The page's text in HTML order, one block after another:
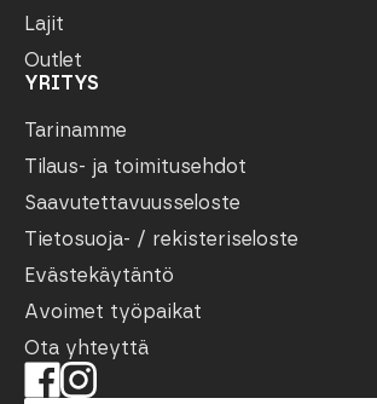
Lajit
Outlet
YRITYS
Tarinamme
Tilaus- ja toimitusehdot
Saavutettavuusseloste
Tietosuoja- / rekisteriseloste
Evästekäytäntö
Avoimet työpaikat
Ota yhteyttä